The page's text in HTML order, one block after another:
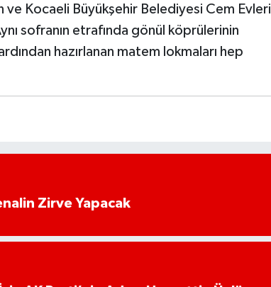
ve Kocaeli Büyükşehir Belediyesi Cem Evleri
sofranın etrafında gönül köprülerinin
hazırlanan matem lokmaları hep
Zirve Yapacak